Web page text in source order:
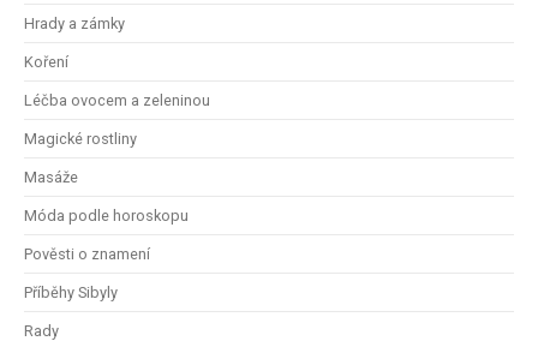
Hrady a zámky
Koření
Léčba ovocem a zeleninou
Magické rostliny
Masáže
Móda podle horoskopu
Pověsti o znamení
Příběhy Sibyly
Rady